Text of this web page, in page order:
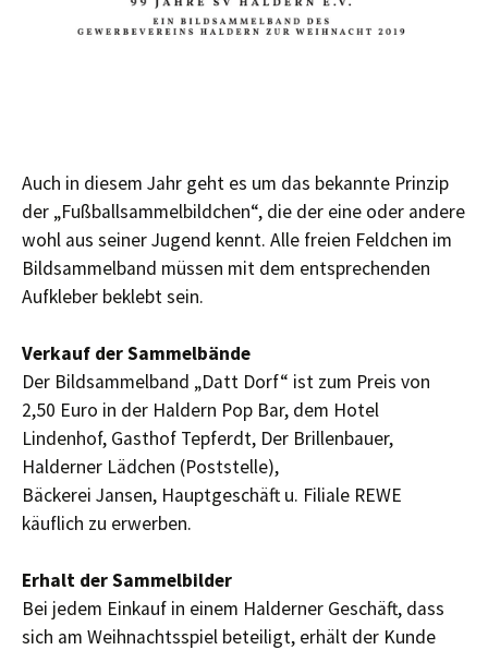
Auch in diesem Jahr geht es um das bekannte Prinzip
der „Fußballsammelbildchen“, die der eine oder andere
wohl aus seiner Jugend kennt. Alle freien Feldchen im
Bildsammelband müssen mit dem entsprechenden
Aufkleber beklebt sein.
Verkauf der Sammelbände
Der Bildsammelband „Datt Dorf“ ist zum Preis von
2,50 Euro in der Haldern Pop Bar, dem Hotel
Lindenhof, Gasthof Tepferdt, Der Brillenbauer,
Halderner Lädchen (Poststelle),
Bäckerei Jansen, Hauptgeschäft u. Filiale REWE
käuflich zu erwerben.
Erhalt der Sammelbilder
Bei jedem Einkauf in einem Halderner Geschäft, dass
sich am Weihnachtsspiel beteiligt, erhält der Kunde